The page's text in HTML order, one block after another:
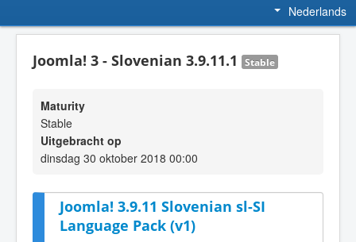
Nederlands
Joomla! 3 - Slovenian 3.9.11.1 Stable
Maturity
Stable
Uitgebracht op
dinsdag 30 oktober 2018 00:00
Joomla! 3.9.11 Slovenian sl-SI
Language Pack (v1)